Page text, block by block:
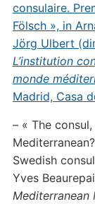
consulaire.
Fölsch », in
Jörg Ulbert
L’institution
monde
Madrid, Casa
– « The
Swedish
Yves